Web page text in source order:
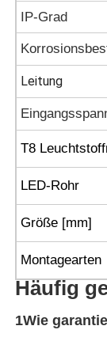
IP-Grad
Leitung
T8
LED-Rohr
Größe [mm]
Montagearten
Häufig
1Wie